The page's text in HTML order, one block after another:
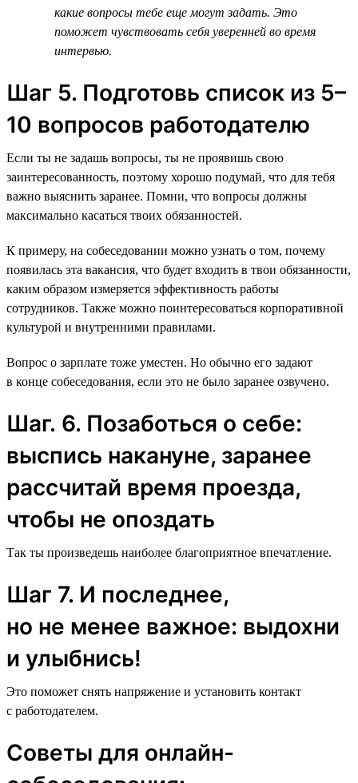
какие вопросы тебе еще могут задать. Это
поможет чувствовать себя уверенней во время
интервью.
Шаг 5. Подготовь список из 5–
10 вопросов работодателю
Если ты не задашь вопросы, ты не проявишь свою
заинтересованность, поэтому хорошо подумай, что для тебя
важно выяснить заранее. Помни, что вопросы должны
максимально касаться твоих обязанностей.
К примеру, на собеседовании можно узнать о том, почему
появилась эта вакансия, что будет входить в твои обязанности,
каким образом измеряется эффективность работы
сотрудников. Также можно поинтересоваться корпоративной
культурой и внутренними правилами.
Вопрос о зарплате тоже уместен. Но обычно его задают
в конце собеседования, если это не было заранее озвучено.
Шаг. 6. Позаботься о себе:
выспись накануне, заранее
рассчитай время проезда,
чтобы не опоздать
Так ты произведешь наиболее благоприятное впечатление.
Шаг 7. И последнее,
но не менее важное: выдохни
и улыбнись!
Это поможет снять напряжение и установить контакт
с работодателем.
Советы для онлайн-